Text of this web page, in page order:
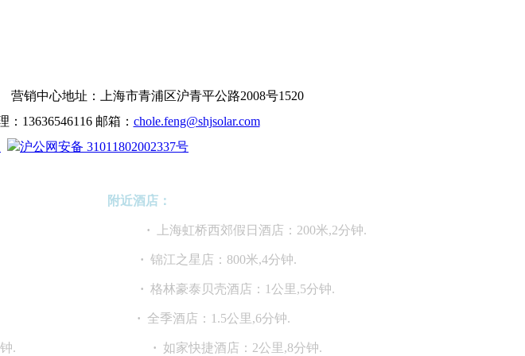
销中心地址：上海市青浦区沪青平公路2008号1520
13636546116 邮箱： chole.feng@shjsolar.com
沪公网安备 31011802002337号
附近酒店：
公里,15分钟. · 上海虹桥西郊假日酒店：200米,2分钟.
,40分钟. · 锦江之星店：800米,4分钟.
,45分钟. · 格林豪泰贝壳酒店：1公里,5分钟.
,1小时. · 全季酒店：1.5公里,6分钟.
里,1小时10分钟. · 如家快捷酒店：2公里,8分钟.